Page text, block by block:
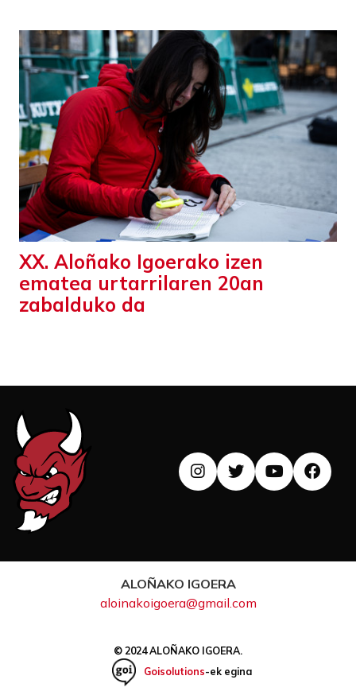
XX. Aloñako Igoerako izen
ematea urtarrilaren 20an
zabalduko da
ALOÑAKO IGOERA
aloinakoigoera@gmail.com
© 2024 ALOÑAKO IGOERA.
Goisolutions-ek egina